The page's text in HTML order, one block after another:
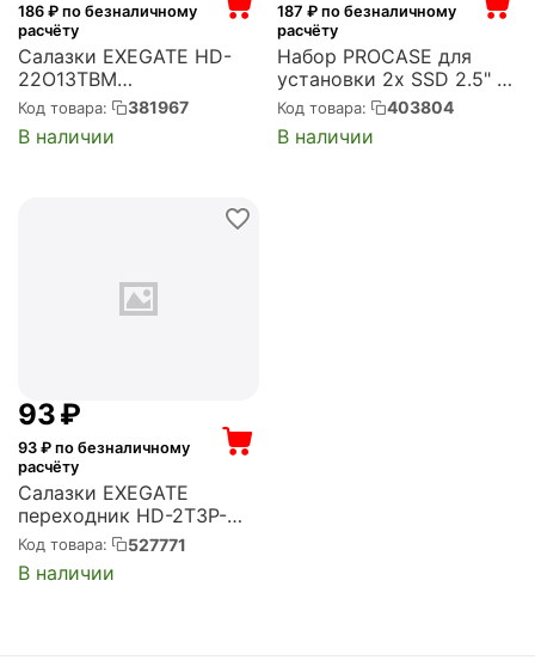
186 ₽ по безналичному
расчёту
Салазки EXEGATE HD-
22O13TBM
металлические для
установки 2xHDD/SSD
2.5" или 1xHDD 3.5" на
Код товара: 381967
В наличии
187 ₽ по безналичному
расчёту
Набор PROCASE для
установки 2х SSD 2.5" в
отсек 3.5" или 1х HDD
3.5" в отсек 5.25"
(UBRACKET)
Код товара: 403804
В наличии
‍93‍₽
93 ₽ по безналичному
расчёту
Салазки EXEGATE
переходник HD-2T3P-
NF125 для безвинтового
крепления HDD/SSD 2.5"
в отсек 3.5"
Код товара: 527771
В наличии